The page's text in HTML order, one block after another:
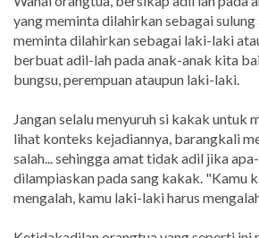
yang meminta dilahirkan sebagai sulung
meminta dilahirkan sebagai laki-laki
berbuat adil-lah pada anak-anak kita
bungsu, perempuan ataupun laki-laki.
Jangan selalu menyuruh si kakak untuk
lihat konteks kejadiannya, barangkali
salah... sehingga amat tidak adil jika
dilampiaskan pada sang kakak. "Kamu
mengalah, kamu laki-laki harus